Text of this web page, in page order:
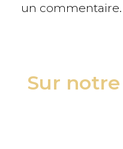
un commentaire.
Sur notre